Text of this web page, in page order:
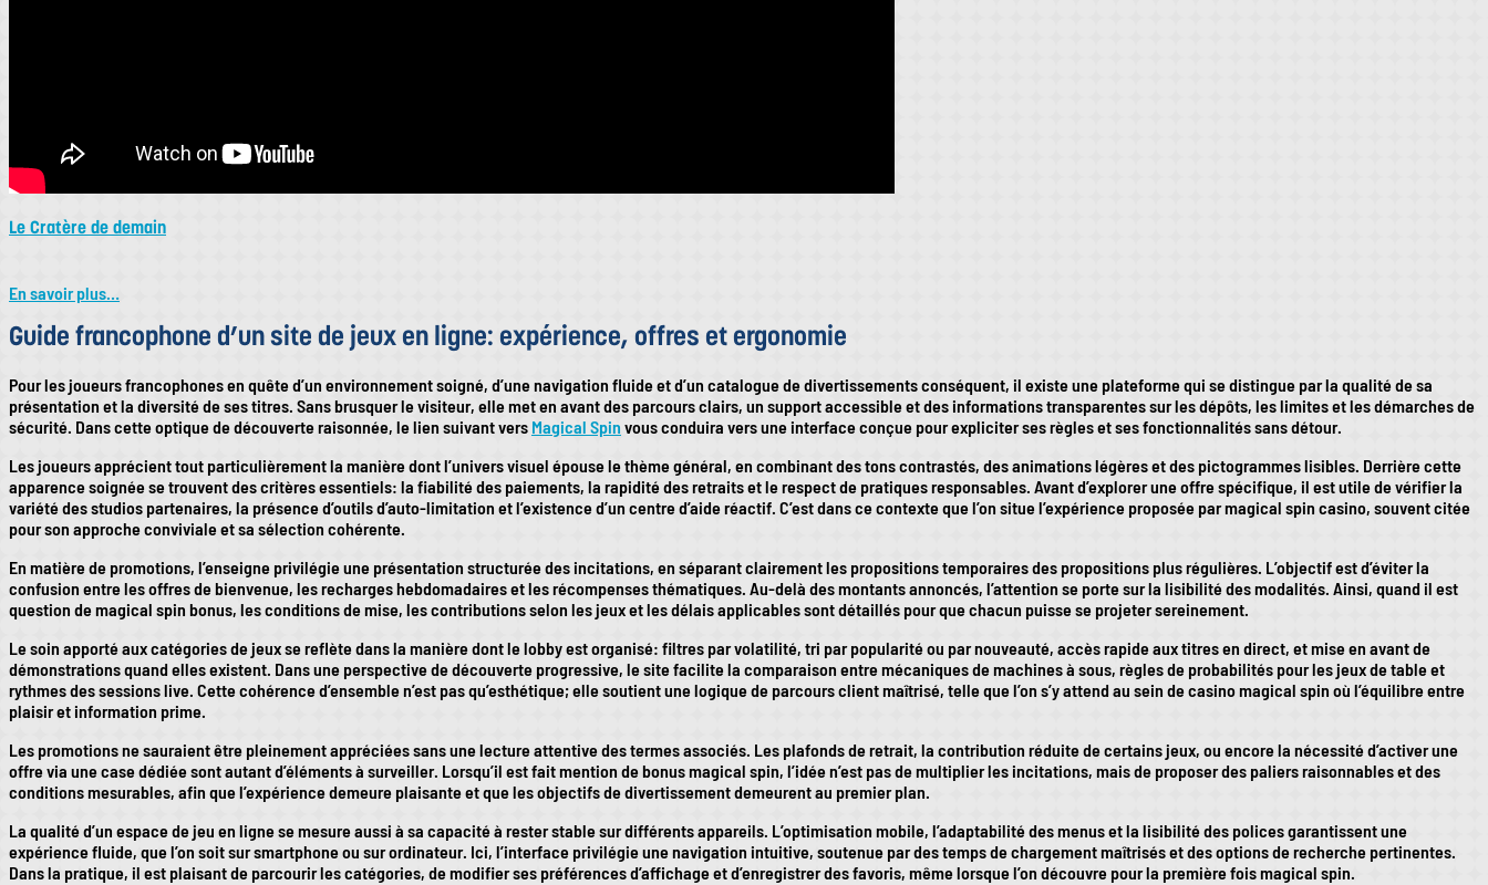
Le Cratère de demain
En savoir plus…
Guide francophone d’un site de jeux en ligne: expérience, offres et ergonomie
Pour les joueurs francophones en quête d’un environnement soigné, d’une navigation fluide et d’un catalogue de divertissements conséquent, il existe une plateforme qui se distingue par la qualité de sa
présentation et la diversité de ses titres. Sans brusquer le visiteur, elle met en avant des parcours clairs, un support accessible et des informations transparentes sur les dépôts, les limites et les démarches de
sécurité. Dans cette optique de découverte raisonnée, le lien suivant vers Magical Spin vous conduira vers une interface conçue pour expliciter ses règles et ses fonctionnalités sans détour.
Les joueurs apprécient tout particulièrement la manière dont l’univers visuel épouse le thème général, en combinant des tons contrastés, des animations légères et des pictogrammes lisibles. Derrière cette
apparence soignée se trouvent des critères essentiels: la fiabilité des paiements, la rapidité des retraits et le respect de pratiques responsables. Avant d’explorer une offre spécifique, il est utile de vérifier la
variété des studios partenaires, la présence d’outils d’auto-limitation et l’existence d’un centre d’aide réactif. C’est dans ce contexte que l’on situe l’expérience proposée par magical spin casino, souvent citée
pour son approche conviviale et sa sélection cohérente.
En matière de promotions, l’enseigne privilégie une présentation structurée des incitations, en séparant clairement les propositions temporaires des propositions plus régulières. L’objectif est d’éviter la
confusion entre les offres de bienvenue, les recharges hebdomadaires et les récompenses thématiques. Au-delà des montants annoncés, l’attention se porte sur la lisibilité des modalités. Ainsi, quand il est
question de magical spin bonus, les conditions de mise, les contributions selon les jeux et les délais applicables sont détaillés pour que chacun puisse se projeter sereinement.
Le soin apporté aux catégories de jeux se reflète dans la manière dont le lobby est organisé: filtres par volatilité, tri par popularité ou par nouveauté, accès rapide aux titres en direct, et mise en avant de
démonstrations quand elles existent. Dans une perspective de découverte progressive, le site facilite la comparaison entre mécaniques de machines à sous, règles de probabilités pour les jeux de table et
rythmes des sessions live. Cette cohérence d’ensemble n’est pas qu’esthétique; elle soutient une logique de parcours client maîtrisé, telle que l’on s’y attend au sein de casino magical spin où l’équilibre entre
plaisir et information prime.
Les promotions ne sauraient être pleinement appréciées sans une lecture attentive des termes associés. Les plafonds de retrait, la contribution réduite de certains jeux, ou encore la nécessité d’activer une
offre via une case dédiée sont autant d’éléments à surveiller. Lorsqu’il est fait mention de bonus magical spin, l’idée n’est pas de multiplier les incitations, mais de proposer des paliers raisonnables et des
conditions mesurables, afin que l’expérience demeure plaisante et que les objectifs de divertissement demeurent au premier plan.
La qualité d’un espace de jeu en ligne se mesure aussi à sa capacité à rester stable sur différents appareils. L’optimisation mobile, l’adaptabilité des menus et la lisibilité des polices garantissent une
expérience fluide, que l’on soit sur smartphone ou sur ordinateur. Ici, l’interface privilégie une navigation intuitive, soutenue par des temps de chargement maîtrisés et des options de recherche pertinentes.
Dans la pratique, il est plaisant de parcourir les catégories, de modifier ses préférences d’affichage et d’enregistrer des favoris, même lorsque l’on découvre pour la première fois magical spin.